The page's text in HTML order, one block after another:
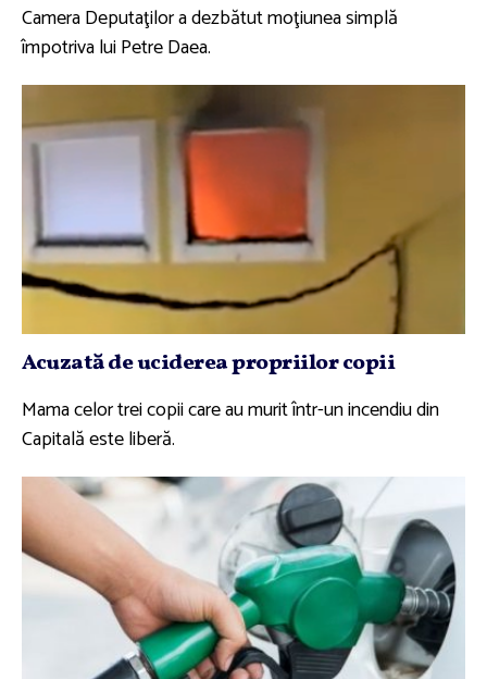
Camera Deputaţilor a dezbătut moţiunea simplă
împotriva lui Petre Daea.
Acuzată de uciderea propriilor copii
Mama celor trei copii care au murit într-un incendiu din
Capitală este liberă.